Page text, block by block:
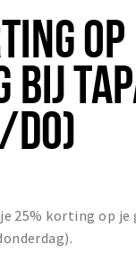
OP
BIJ
25% korting op